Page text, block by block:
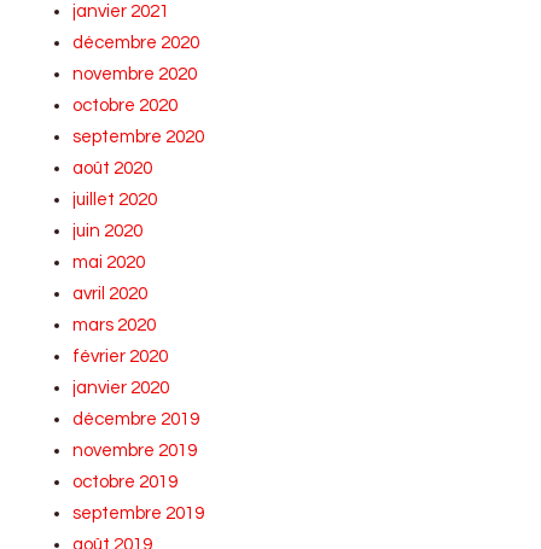
janvier 2021
décembre 2020
novembre 2020
octobre 2020
septembre 2020
août 2020
juillet 2020
juin 2020
mai 2020
avril 2020
mars 2020
février 2020
janvier 2020
décembre 2019
novembre 2019
octobre 2019
septembre 2019
août 2019